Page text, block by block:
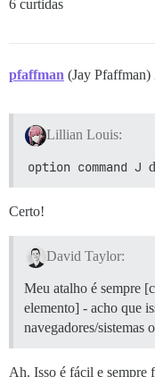
6 curtidas
pfaffman (Jay Pfaffman)
Lillian Louis:
option command J
Certo!
David Taylor:
Meu atalho é sempre
elemento] - acho que
navegadores/sistemas
Ah. Isso é fácil e sempre